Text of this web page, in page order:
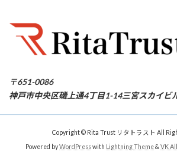
〒651-0086
神戸市中央区磯上通4丁目1-14三宮スカイビ
Copyright © Rita Trust リタトラスト All
Powered byWordPresswith Lightning Theme& VK